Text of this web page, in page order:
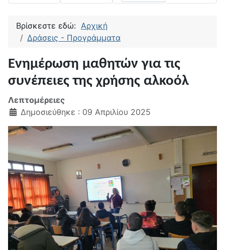
Βρίσκεστε εδώ: Αρχική
Δράσεις - Προγράμματα
Ενημέρωση μαθητών για τις
συνέπειες της χρήσης αλκοόλ
Λεπτομέρειες
Δημοσιεύθηκε : 09 Απριλίου 2025